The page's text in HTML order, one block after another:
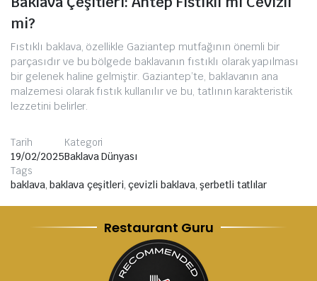
mi?
Fıstıklı baklava, özellikle Gaziantep mutfağının önemli bir
parçasıdır ve bu bölgede baklavanın fıstıklı olarak yapılması
bir gelenek haline gelmiştir. Gaziantep’te, baklavanın ana
malzemesi olarak fıstık kullanılır ve bu, tatlının karakteristik
lezzetini belirler.
Tarih
19/02/2025
Kategori
Baklava Dünyası
Tags
baklava, baklava çeşitleri çevizli baklava, şerbetli tatlılar
Restaurant Guru